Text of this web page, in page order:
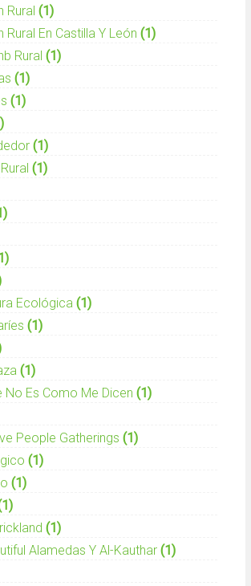
Rural (1)
En Castilla Y León (1)
Rural (1)
(1)
(1)
(1)
(1)
Ecológica (1)
(1)
(1)
No Es Como Me Dicen (1)
People Gatherings (1)
(1)
(1)
(1)
Alamedas Y Al-Kauthar (1)